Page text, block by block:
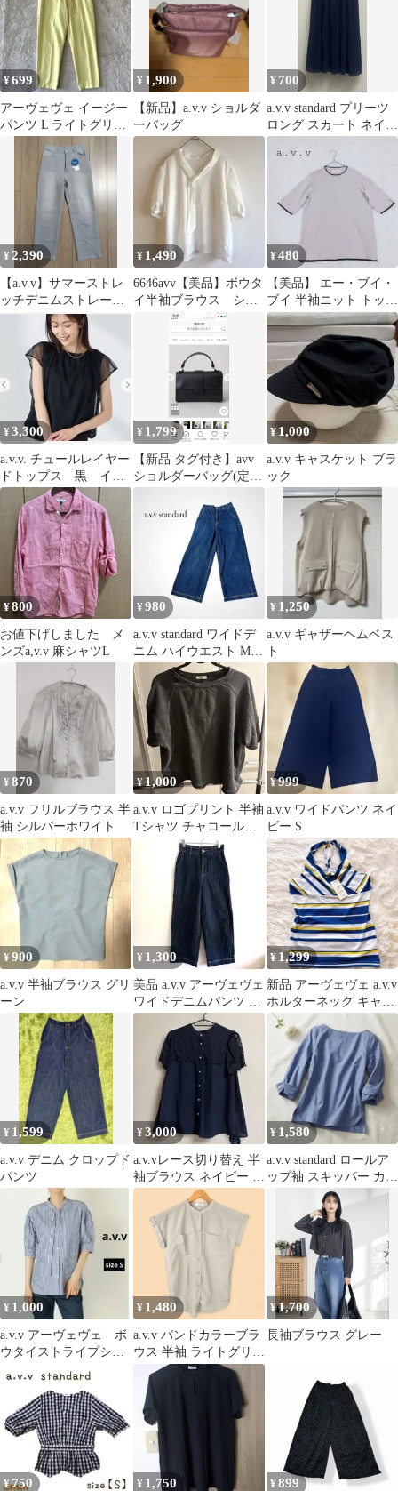
¥699
アーヴェヴェ イージー
パンツ L ライトグリー
ン センタープレス
¥ 1,900
【新品】a.v.v ショルダ
ーバッグ
¥ 700
a.v.v standard プリーツ
ロング スカート ネイビ
ー 透け感
¥2,390
【a.v.v】サマーストレ
ッチデニムストレート
パンツ 新品未使用
¥ 1,490
6646avv【美品】ボウタ
イ半袖ブラウス シフ
ォン パフ袖プルオー
バートップス
¥480
【美品】 エー・ブイ・
ブイ 半袖ニット トップ
ス バイカラー カジュア
ル M
¥3,300
a.v.v. チュールレイヤー
ドトップス 黒 イト
キン
¥ 1,799
【新品 タグ付き】avv
ショルダーバッグ(定価
5489円)ブラック
¥1,000
a.v.v キャスケット ブラ
ック
¥800
お値下げしました メ
ンズa,v.v 麻シャツL
¥980
a.v.v standard ワイドデ
ニム ハイウエスト M
ウエストバックゴム
¥ 1,250
a.v.v ギャザーヘムベス
ト
¥870
a.v.v フリルブラウス 半
袖 シルバーホワイト
¥ 1,000
a.v.v ロゴプリント 半袖
Tシャツ チャコールグ
¥999
a.v.v ワイドパンツ ネイ
ビー S
¥900
a.v.v 半袖ブラウス グリ
ーン
¥ 1,300
美品 a.v.v アーヴェヴェ
ワイドデニムパンツ イ
ンディゴ ウエストゴム
¥ 1,299
新品 アーヴェヴェ a.v.v
ホルターネック キャミ
ソール ボーダー 夏 海
¥ 1,599
a.v.v デニム クロップド
パンツ
¥3,000
a.v.vレース切り替え 半
袖ブラウス ネイビー S
サイズ 新品
¥ 1,580
a.v.v standard ロールア
ップ袖 スキッパー カッ
トソー 春夏【M】
¥ 1,000
a.v.v アーヴェヴェ ボ
ウタイストライプシャ
ツ ネイビー S
¥ 1,480
a.v.v バンドカラーブラ
ウス 半袖 ライトグリー
ンXS レディース
¥1,700
長袖ブラウス グレー
¥750 ¥ 1,750 ¥ 899